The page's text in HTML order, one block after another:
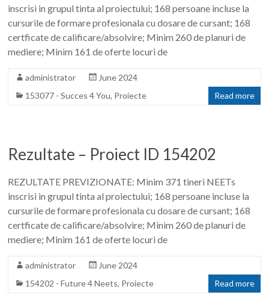
inscrisi in grupul tinta al proiectului; 168 persoane incluse la
cursurile de formare profesionala cu dosare de cursant; 168
certficate de calificare/absolvire; Minim 260 de planuri de
mediere; Minim 161 de oferte locuri de
administrator
June 2024
153077 - Succes 4 You, Proiecte Read more
Rezultate – Proiect ID 154202
REZULTATE PREVIZIONATE: Minim 371 tineri NEETs
inscrisi in grupul tinta al proiectului; 168 persoane incluse la
cursurile de formare profesionala cu dosare de cursant; 168
certficate de calificare/absolvire; Minim 260 de planuri de
mediere; Minim 161 de oferte locuri de
administrator
June 2024
154202 - Future 4 Neets, Proiecte Read more